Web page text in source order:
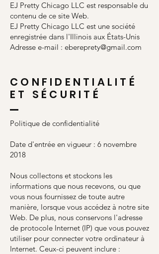
EJ Pretty Chicago LLC est responsable du
contenu de ce site Web.
EJ Pretty Chicago LLC est une société
enregistrée dans l'Illinois aux États-Unis
Adresse e-mail : ebereprety@gmail.com
CONFIDENTIALITÉ
ET SÉCURITÉ
Politique de confidentialité
Date d'entrée en vigueur : 6 novembre
2018
Nous collectons et stockons les
informations que nous recevons, ou que
vous nous fournissez de toute autre
manière, lorsque vous accédez à notre site
Web. De plus, nous conservons l'adresse
de protocole Internet (IP) que vous pouvez
utiliser pour connecter votre ordinateur à
Internet. Ceux-ci peuvent inclure :